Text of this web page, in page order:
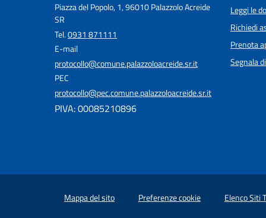
Piazza del Popolo, 1, 96010 Palazzolo Acreide
SR
Tel.0931 871111
E-mail
protocollo@comune.palazzoloacreide.sr.it
PEC
protocollo@pec.comune.palazzoloacreide.sr.it
PIVA: 00085210896
Leggi le
Richiedi
Prenota
Segnala
Mappa del sito Preferenze cookie Elenco Siti